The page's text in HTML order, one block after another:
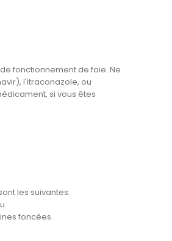
fonctionnement de foie. Ne
l'itraconazole, ou
si vous êtes
les suivantes:
foncées.